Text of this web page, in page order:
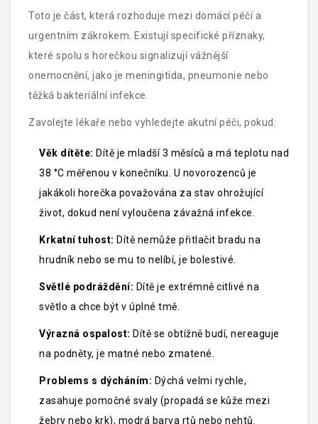
Toto je část, která rozhoduje mezi domácí péčí a
urgentním zákrokem. Existují specifické příznaky,
které spolu s horečkou signalizují vážnější
onemocnění, jako je meningitida, pneumonie nebo
těžká bakteriální infekce.
Zavolejte lékaře nebo vyhledejte akutní péči, pokud:
Věk dítěte: Dítě je mladší 3 měsíců a má teplotu nad
38 °C měřenou v konečníku. U novorozenců je
jakákoli horečka považována za stav ohrožující
život, dokud není vyloučena závažná infekce.
Krkatní tuhost: Dítě nemůže přitlačit bradu na
hrudník nebo se mu to nelíbí, je bolestivé.
Světlé podráždění: Dítě je extrémně citlivé na
světlo a chce být v úplné tmě.
Výrazná ospalost: Dítě se obtížně budí, nereaguje
na podněty, je matné nebo zmatené.
Problems s dýcháním: Dýchá velmi rychle,
zasahuje pomočné svaly (propadá se kůže mezi
žebry nebo krk), modrá barva rtů nebo nehtů.